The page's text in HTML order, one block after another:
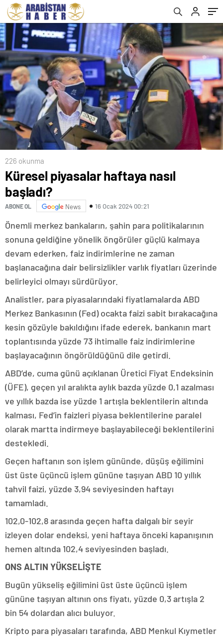
226 okunma
Küresel piyasalar haftaya nasıl
başladı?
ABONE OL News 16 Ocak 2024 00:21
Önemli merkez bankaların, şahin para politikalarının
sonuna geldiğine yönelik öngörüler güçlü kalmaya
devam ederken, faiz indirimlerine ne zaman
başlanacağına dair belirsizlikler varlık fiyatları üzerinde
belirleyici olmayı sürdürüyor.
Analistler, para piyasalarındaki fiyatlamalarda ABD
Merkez Bankasının (Fed) ocakta faizi sabit bırakacağına
kesin gözüyle bakıldığını ifade ederek, bankanın mart
toplantısında yüzde 73 ihtimalle faiz indirimlerine
başlayacağının öngörüldüğünü dile getirdi.
ABD’de, cuma günü açıklanan Üretici Fiyat Endeksinin
(ÜFE), geçen yıl aralıkta aylık bazda yüzde 0,1 azalması
ve yıllık bazda ise yüzde 1 artışla beklentilerin altında
kalması, Fed’in faizleri piyasa beklentilerine paralel
olarak martta indirmeye başlayabileceği beklentilerini
destekledi.
Geçen haftanın son işlem gününde, düşüş eğilimini
üst üste üçüncü işlem gününe taşıyan ABD 10 yıllık
tahvil faizi, yüzde 3,94 seviyesinden haftayı
tamamladı.
102,0-102,8 arasında geçen hafta dalgalı bir seyir
izleyen dolar endeksi, yeni haftaya önceki kapanışının
hemen altında 102,4 seviyesinden başladı.
ONS ALTIN YÜKSELİŞTE
Bugün yükseliş eğilimini üst üste üçüncü işlem
gününe taşıyan altının ons fiyatı, yüzde 0,3 artışla 2
bin 54 dolardan alıcı buluyor.
Kripto para piyasaları tarafında, ABD Menkul Kıymetler